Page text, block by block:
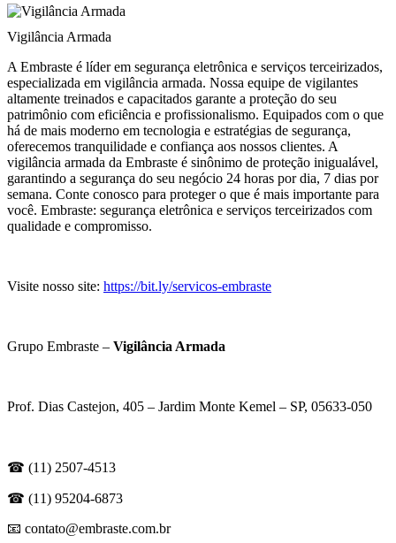
Vigilância Armada
A Embraste é líder em segurança eletrônica e serviços terceirizados,
especializada em vigilância armada. Nossa equipe de vigilantes
altamente treinados e capacitados garante a proteção do seu
patrimônio com eficiência e profissionalismo. Equipados com o que
há de mais moderno em tecnologia e estratégias de segurança,
oferecemos tranquilidade e confiança aos nossos clientes. A
vigilância armada da Embraste é sinônimo de proteção inigualável,
garantindo a segurança do seu negócio 24 horas por dia, 7 dias por
semana. Conte conosco para proteger o que é mais importante para
você. Embraste: segurança eletrônica e serviços terceirizados com
qualidade e compromisso.
Visite nosso site: https://bit.ly/servicos-embraste
Grupo Embraste – Vigilância Armada
Prof. Dias Castejon, 405 – Jardim Monte Kemel – SP, 05633-050
☎ (11) 2507-4513
☎ (11) 95204-6873⁠
📧 contato@embraste.com.br⁠